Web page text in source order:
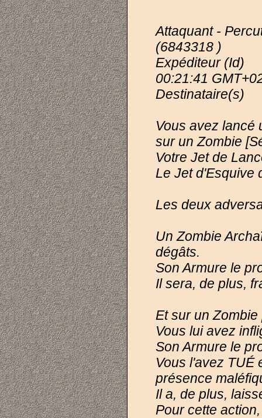
Attaquant -
(6843318 )
Expéditeur (Id)
00:21:41
Destinataire(s)
Vous avez lancé
sur un Zombie
Votre Jet de
Le Jet
Les deux
Un Zombie
dégâts.
Son Armure le
Il sera, de plus,
Et sur un
Vous lui avez
Son Armure le
Vous l'avez TUÉ
présence
Il a, de plus,
Pour cette